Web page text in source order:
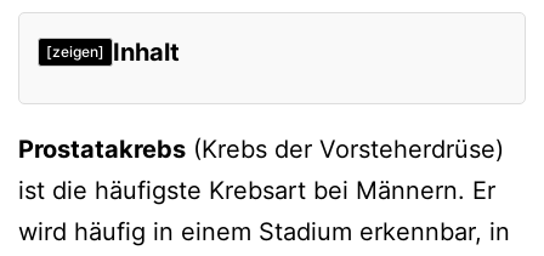
[zeigen] Inhalt
Prostatakrebs (Krebs der Vorsteherdrüse)
ist die häufigste Krebsart bei Männern. Er
wird häufig in einem Stadium erkennbar, in